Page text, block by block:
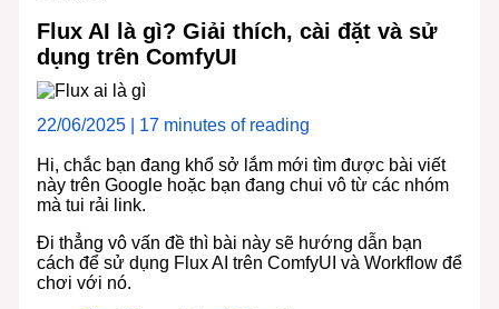
Flux AI là gì? Giải thích, cài đặt và sử
dụng trên ComfyUI
22/06/2025 17 minutes of reading
Hi, chắc bạn đang khổ sở lắm mới tìm được bài viết
này trên Google hoặc bạn đang chui vô từ các nhóm
mà tui rải link.
Đi thẳng vô vấn đề thì bài này sẽ hướng dẫn bạn
cách để sử dụng Flux AI trên ComfyUI và Workflow để
chơi với nó.